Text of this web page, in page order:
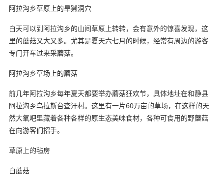
阿拉沟乡草原上的旱獭洞穴
白天可以到阿拉沟乡的山间草原上转转，会有意外的惊喜发现，这
里的蘑菇又大又多。尤其是夏天六七月的时候，经常有周边的游客
专门开车过来采蘑菇。
阿拉沟乡草场上的蘑菇
前几年阿拉沟乡每年夏天都要举办蘑菇狂欢节，具体地址在和静县
阿拉沟乡乌拉斯台查汗村。这里有一片60万亩的草场，在这样的天
然大氧吧里藏着各种各样的原生态美味食材，各种可食用的野蘑菇
在向游客们招手。
草原上的毡房
白蘑菇